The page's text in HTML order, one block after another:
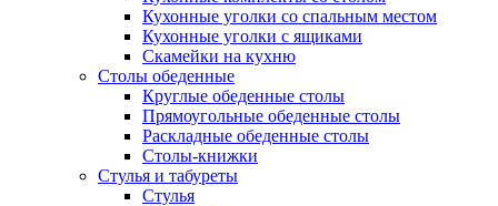
Кухонные уголки со спальным местом
Кухонные уголки с ящиками
Скамейки на кухню
Столы обеденные
Круглые обеденные столы
Прямоугольные обеденные столы
Раскладные обеденные столы
Столы-книжки
Стулья и табуреты
Стулья